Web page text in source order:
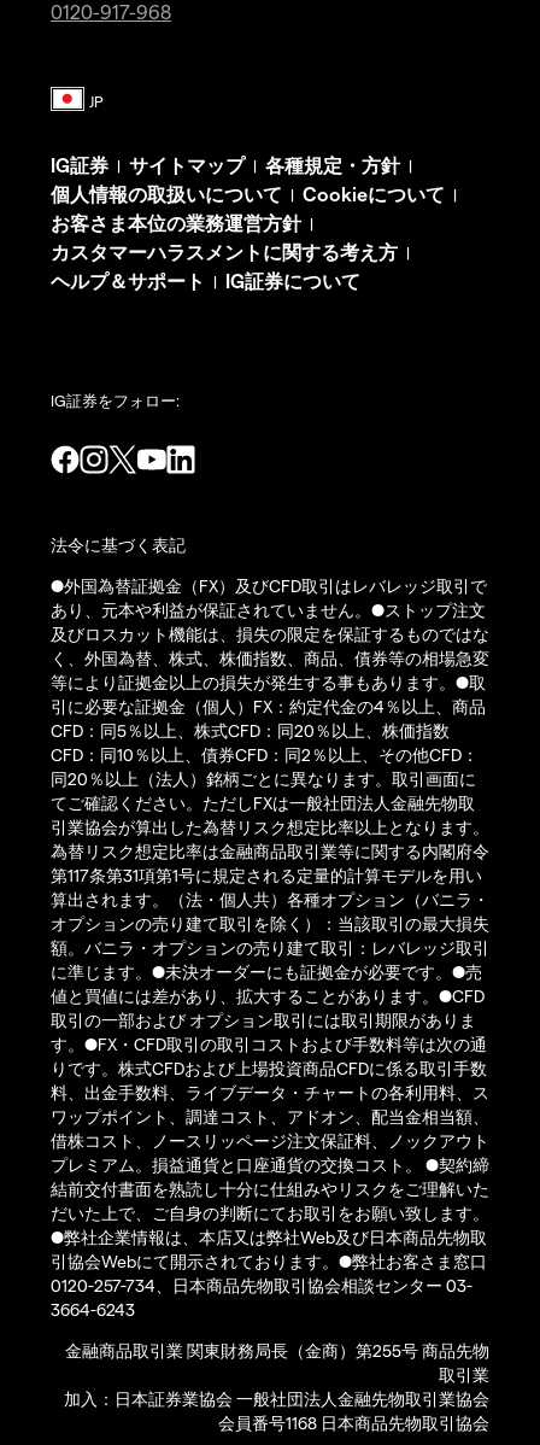
0120-917-968
IG証券 | サイトマップ| 各種規定・方針|
個人情報の取扱いについて | Cookieについて |
お客さま本位の業務運営方針|
カスタマーハラスメントに関する考え方 |
ヘルプ＆サポート | IG証券について
IG証券をフォロー:
法令に基づく表記
●外国為替証拠金（FX）及びCFD取引はレバレッジ取引で
あり、元本や利益が保証されていません。●ストップ注文
及びロスカット機能は、損失の限定を保証するものではな
く、外国為替、株式、株価指数、商品、債券等の相場急変
等により証拠金以上の損失が発生する事もあります。●取
引に必要な証拠金（個人）FX：約定代金の4％以上、商品
CFD：同5％以上、株式CFD：同20％以上、株価指数
CFD：同10％以上、債券CFD：同2％以上、その他CFD：
同20％以上（法人）銘柄ごとに異なります。取引画面に
てご確認ください。ただしFXは一般社団法人金融先物取
引業協会が算出した為替リスク想定比率以上となります。
為替リスク想定比率は金融商品取引業等に関する内閣府令
第117条第31項第1号に規定される定量的計算モデルを用い
算出されます。（法・個人共）各種オプション（バニラ・
オプションの売り建て取引を除く）：当該取引の最大損失
額。バニラ・オプションの売り建て取引：レバレッジ取引
に準じます。●未決オーダーにも証拠金が必要です。●売
値と買値には差があり、拡大することがあります。●CFD
取引の一部および オプション取引には取引期限がありま
す。●FX・CFD取引の取引コストおよび手数料等は次の通
りです。株式CFDおよび上場投資商品CFDに係る取引手数
料、出金手数料、ライブデータ・チャートの各利用料、ス
ワップポイント、調達コスト、アドオン、配当金相当額、
借株コスト、ノースリッページ注文保証料、ノックアウト
プレミアム。損益通貨と口座通貨の交換コスト。 ●契約締
結前交付書面を熟読し十分に仕組みやリスクをご理解いた
だいた上で、ご自身の判断にてお取引をお願い致します。
●弊社企業情報は、本店又は弊社Web及び日本商品先物取
引協会Webにて開示されております。●弊社お客さま窓口
0120-257-734、日本商品先物取引協会相談センター 03-
3664-6243
金融商品取引業 関東財務局長（金商）第255号 商品先物
取引業
加入：日本証券業協会 一般社団法人金融先物取引業協会
会員番号1168 日本商品先物取引協会